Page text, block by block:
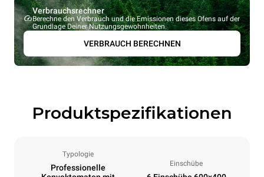
Verbrauchsrechner
Berechne den Verbrauch und die Emissionen dieses Ofens auf der
Grundlage Deiner Nutzungsgewohnheiten.
VERBRAUCH BERECHNEN
Produktspezifikationen
Typologie
Professionelle
Einschübe